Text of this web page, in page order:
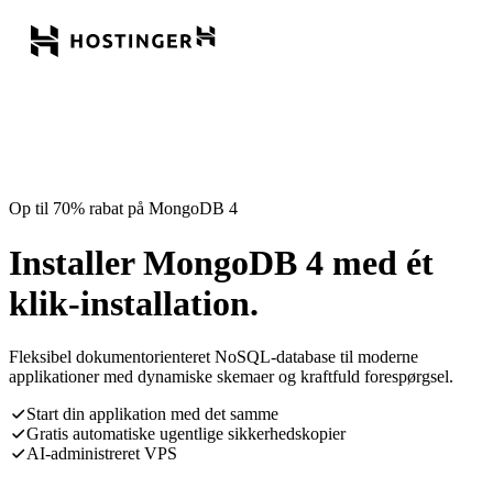
Op til 70% rabat på MongoDB 4
Installer MongoDB 4 med ét
klik-installation.
Fleksibel dokumentorienteret NoSQL-database til moderne
applikationer med dynamiske skemaer og kraftfuld forespørgsel.
Start din applikation med det samme
Gratis automatiske ugentlige sikkerhedskopier
AI-administreret VPS